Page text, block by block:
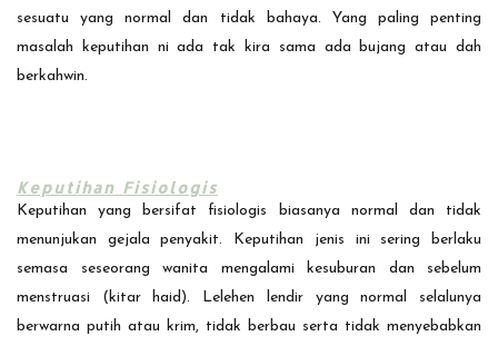
sesuatu yang normal dan tidak bahaya. Yang paling penting
masalah keputihan ni ada tak kira sama ada bujang atau dah
berkahwin.
Keputihan Fisiologis
Keputihan yang bersifat fisiologis biasanya normal dan tidak
menunjukan gejala penyakit. Keputihan jenis ini sering berlaku
semasa seseorang wanita mengalami kesuburan dan sebelum
menstruasi (kitar haid). Lelehen lendir yang normal selalunya
berwarna putih atau krim, tidak berbau serta tidak menyebabkan